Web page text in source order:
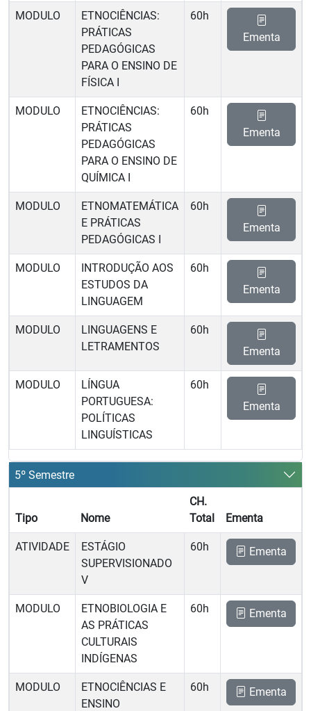
MODULO
ETNOCIÊNCIAS:
PRÁTICAS
PEDAGÓGICAS
PARA O ENSINO DE
FÍSICA I
60h
Ementa
MODULO
ETNOCIÊNCIAS:
PRÁTICAS
PEDAGÓGICAS
PARA O ENSINO DE
QUÍMICA I
60h
Ementa
MODULO
ETNOMATEMÁTICA
E PRÁTICAS
PEDAGÓGICAS I
60h
Ementa
MODULO
INTRODUÇÃO AOS
ESTUDOS DA
LINGUAGEM
60h
Ementa
MODULO
LINGUAGENS E
LETRAMENTOS
60h
Ementa
MODULO
LÍNGUA
PORTUGUESA:
POLÍTICAS
LINGUÍSTICAS
60h
Ementa
5º Semestre
Tipo Nome
CH.
Total
Ementa
ATIVIDADE
ESTÁGIO
SUPERVISIONADO
V
60h Ementa
MODULO
ETNOBIOLOGIA E
AS PRÁTICAS
CULTURAIS
INDÍGENAS
60h Ementa
MODULO
ETNOCIÊNCIAS E
ENSINO
60h Ementa